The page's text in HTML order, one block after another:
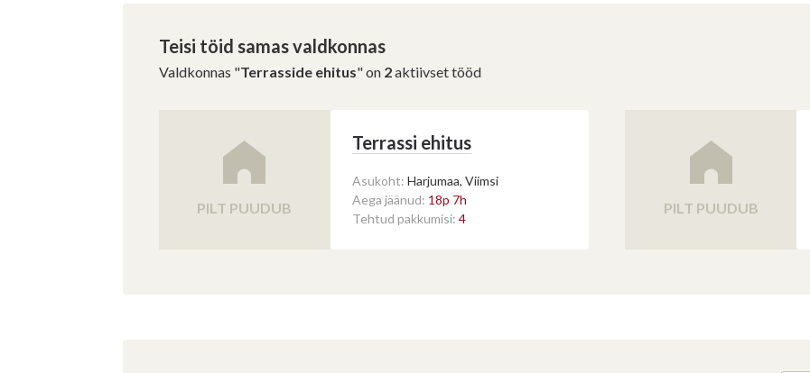
Teisi töid samas valdkonnas
Valdkonnas "Terrasside ehitus" on 2aktiivset tööd
PILT PUUDUB
Terrassi ehitus
Asukoht: Harjumaa, Viimsi
Aega jäänud: 18p 7h
Tehtud pakkumisi: 4
PILT PUUDUB